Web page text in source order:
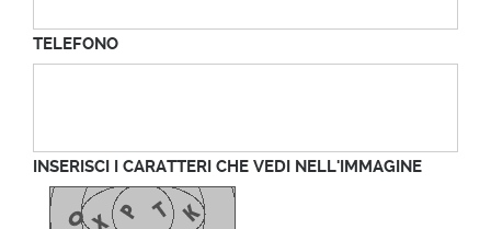
TELEFONO
INSERISCI I CARATTERI CHE VEDI NELL'IMMAGINE